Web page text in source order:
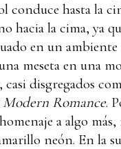
conduce hasta la
hacia la cima, ya
en un
meseta en una
disgregados
Modern Romance.
a algo
neón. En la